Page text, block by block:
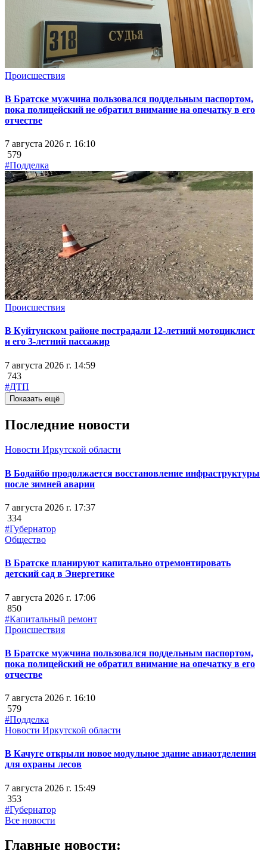
Происшествия
В Братске мужчина пользовался поддельным паспортом,
пока полицейский не обратил внимание на опечатку в его
отчестве
7 августа 2026 г. 16:10
579
#Подделка
Происшествия
В Куйтунском районе пострадали 12-летний мотоциклист
и его 3-летний пассажир
7 августа 2026 г. 14:59
743
#ДТП
Показать ещё
Последние новости
Новости Иркутской области
В Бодайбо продолжается восстановление инфраструктуры
после зимней аварии
7 августа 2026 г. 17:37
334
#Губернатор
Общество
В Братске планируют капитально отремонтировать
детский сад в Энергетике
7 августа 2026 г. 17:06
850
#Капитальный ремонт
Происшествия
В Братске мужчина пользовался поддельным паспортом,
пока полицейский не обратил внимание на опечатку в его
отчестве
7 августа 2026 г. 16:10
579
#Подделка
Новости Иркутской области
В Качуге открыли новое модульное здание авиаотделения
для охраны лесов
7 августа 2026 г. 15:49
353
#Губернатор
Все новости
Главные новости: